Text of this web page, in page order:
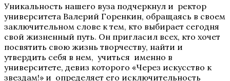
Уникальность нашего вуза подчеркнул и ректор
университета Валерий Горенкин, обращаясь в своем
заключительном слове к тем, кто выбирает сегодня
свой жизненный путь. Он пригласил всех, кто хочет
посвятить свою жизнь творчеству, найти и
утвердить себя в нем, учиться именно в
университете, девиз которого «Через искусство к
звездам!» и определяет его исключительность